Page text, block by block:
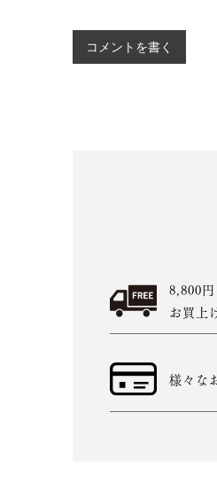
コメントを書く
8,800
お買上
様々な